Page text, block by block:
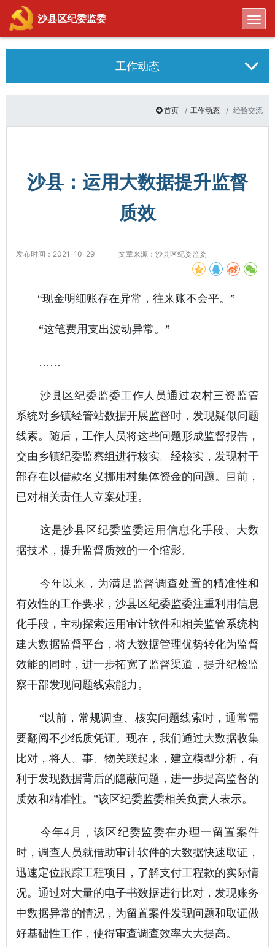
沙县区纪委监委
工作动态
首页 工作动态 经验交流
沙县：运用大数据提升监督
质效
发布时间：2021-10-29 文章来源：沙县区纪委监委
“现金明细账存在异常，往来账不会平。”
“这笔费用支出波动异常。”
……
沙县区纪委监委工作人员通过农村三资监管
系统对乡镇经管站数据开展监督时，发现疑似问题
线索。随后，工作人员将这些问题形成监督报告，
交由乡镇纪委监察组进行核实。经核实，发现村干
部存在以借款名义挪用村集体资金的问题。目前，
已对相关责任人立案处理。
这是沙县区纪委监委运用信息化手段、大数
据技术，提升监督质效的一个缩影。
今年以来，为满足监督调查处置的精准性和
有效性的工作要求，沙县区纪委监委注重利用信息
化手段，主动探索运用审计软件和相关监管系统构
建大数据监督平台，将大数据管理优势转化为监督
效能的同时，进一步拓宽了监督渠道，提升纪检监
察干部发现问题线索能力。
“以前，常规调查、核实问题线索时，通常需
要翻阅不少纸质凭证。现在，我们通过大数据收集
比对，将人、事、物关联起来，建立模型分析，有
利于发现数据背后的隐蔽问题，进一步提高监督的
质效和精准性。”该区纪委监委相关负责人表示。
今年4月，该区纪委监委在办理一留置案件
时，调查人员就借助审计软件的大数据快速取证，
迅速定位跟踪工程项目，了解支付工程款的实际情
况。通过对大量的电子书数据进行比对，发现账务
中数据异常的情况，为留置案件发现问题和取证做
好基础性工作，使得审查调查效率大大提高。